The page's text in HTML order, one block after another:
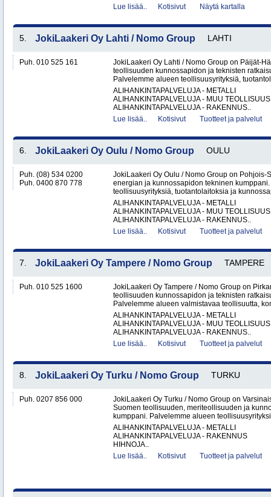
Lue lisää..
Kotisivut Näytä kartalla
5. JokiLaakeri Oy Lahti / Nomo Group LAHTI
Puh. 010 525 161
JokiLaakeri Oy Lahti / Nomo Group on Päijät-
teollisuuden kunnossapidon ja teknisten
Palvelemme alueen teollisuusyrityksiä,
ALIHANKINTAPALVELUJA - METALLI
ALIHANKINTAPALVELUJA - MUU TEOLLISUUS
ALIHANKINTAPALVELUJA - RAKENNUS..
Lue lisää..
Kotisivut Tuotteet ja palvelut
6. JokiLaakeri Oy Oulu / Nomo Group OULU
Puh. (08) 534 0200
Puh. 0400 870 778
JokiLaakeri Oy Oulu / Nomo Group on Pohjois-
energian ja kunnossapidon tekninen
teollisuusyrityksiä, tuotantolaitoksia ja
ALIHANKINTAPALVELUJA - METALLI
ALIHANKINTAPALVELUJA - MUU TEOLLISUUS
ALIHANKINTAPALVELUJA - RAKENNUS..
Lue lisää..
Kotisivut Tuotteet ja palvelut
7. JokiLaakeri Oy Tampere / Nomo Group TAMPERE
Puh. 010 525 1600
JokiLaakeri Oy Tampere / Nomo Group on
teollisuuden kunnossapidon ja teknisten
Palvelemme alueen valmistavaa teollisuutta,
ALIHANKINTAPALVELUJA - METALLI
ALIHANKINTAPALVELUJA - MUU TEOLLISUUS
ALIHANKINTAPALVELUJA - RAKENNUS..
Lue lisää..
Kotisivut Tuotteet ja palvelut
8. JokiLaakeri Oy Turku / Nomo Group TURKU
Puh. 0207 856 000
JokiLaakeri Oy Turku / Nomo Group on
Suomen teollisuuden, meriteollisuuden ja
kumppani. Palvelemme alueen
ALIHANKINTAPALVELUJA - METALLI
ALIHANKINTAPALVELUJA - RAKENNUS
HIHNOJA..
Lue lisää..
Kotisivut Tuotteet ja palvelut